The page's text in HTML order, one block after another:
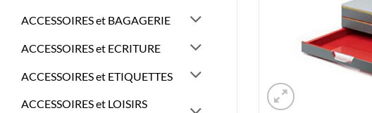
ACCESSOIRES et BAGAGERIE
ACCESSOIRES et ECRITURE
ACCESSOIRES et ETIQUETTES
ACCESSOIRES et LOISIRS